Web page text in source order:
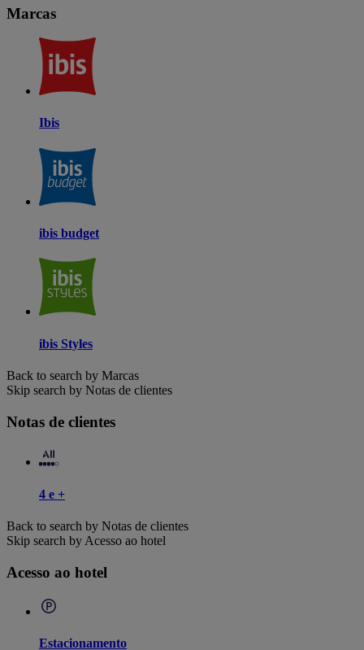
Marcas
Ibis
ibis budget
ibis Styles
Back to search by Marcas
Skip search by Notas de clientes
Notas de clientes
4 e +
Back to search by Notas de clientes
Skip search by Acesso ao hotel
Acesso ao hotel
Estacionamento